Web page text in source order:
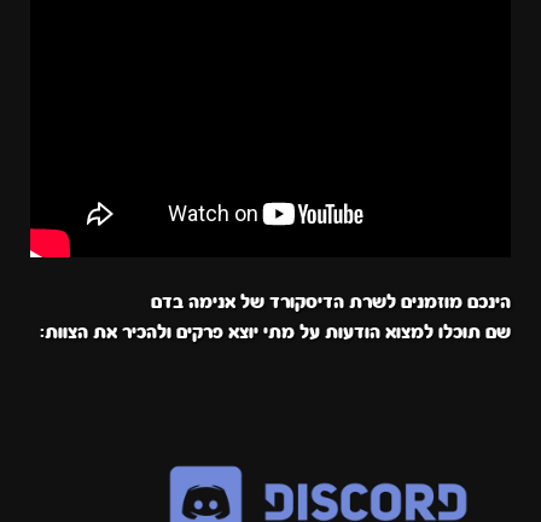
הינכם מוזמנים לשרת הדיסקורד של אנימה בדם
שם תוכלו למצוא הודעות על מתי יוצא פרקים ולהכיר את הצוות: